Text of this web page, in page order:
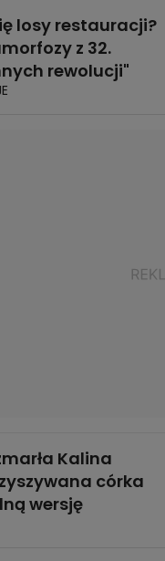
losy restauracji?
z 32.
rewolucji"
Kalina
córka
wersję